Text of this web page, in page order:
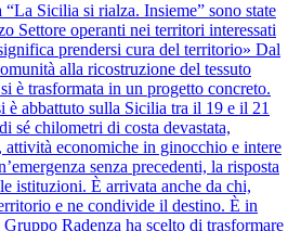
Sicilia si rialza. Insieme” sono state
Settore operanti nei territori interessati
prendersi cura del territorio» Dal
alla ricostruzione del tessuto
è trasformata in un progetto concreto.
abbattuto sulla Sicilia tra il 19 e il 21
sé chilometri di costa devastata,
attività economiche in ginocchio e intere
senza precedenti, la risposta
istituzioni. È arrivata anche da chi,
e ne condivide il destino. È in
Radenza ha scelto di trasformare